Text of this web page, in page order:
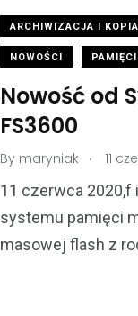
ARCHIWIZACJA I
NOWOŚCI
Nowość od
FS3600
By maryniak . 11
11 czerwca 2020,f
systemu pamięci
masowej flash z